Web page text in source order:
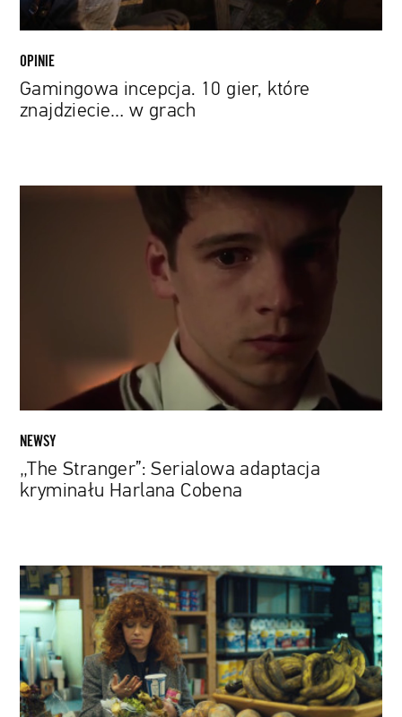
OPINIE
Gamingowa incepcja. 10 gier, które
znajdziecie… w grach
NEWSY
„The Stranger”: Serialowa adaptacja
kryminału Harlana Cobena
„The
Mandalorian”,
„The
Expanse”
i
„Russian
Doll”